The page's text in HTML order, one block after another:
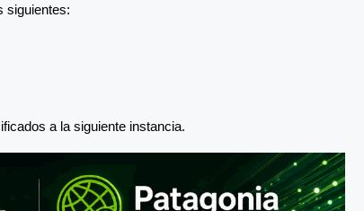
siguientes:
a la siguiente instancia.